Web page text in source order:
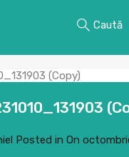
Caută
Posted in On